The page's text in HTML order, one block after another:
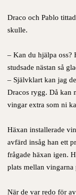
Draco och Pablo
skulle.
– Kan du hjälpa oss?
studsade nästan så
– Självklart kan jag
Dracos rygg. Då kan
vingar extra som ni
Häxan installerade
avfärd insåg han ett
frågade häxan igen.
plats mellan vingarna
När de var redo för